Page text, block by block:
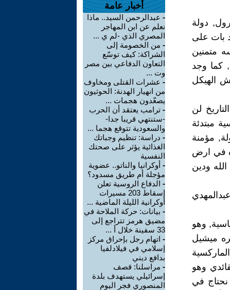
دولة
بات على
متمنين
كما وجد
الهيكل
لن
مبتدئة
مؤمنة
في ارض
ودين
وهو
ميشيل
وهو
نحتاج في
أخبار عامة
- عبدالرحمن السيد.. ماذا
نعلم عن ابن المهاجر
المصري الذي -لم ي ...
- من الخصومة إلى
الشراكة: كيف توسّع
التعاون الدفاعي بين مصر
وت ...
- عشرات القتلى ومخاوف
من انهيار الهدنة: الحوثيون
يصعّدون هجمات ...
- ترامب يعتقد أن الحرب
-ستنتهي قريبا جدا-
والسعودية تتوقع هجما ...
- دراسة: تنظيم وجباتك
الغذائية يؤثر على صحتك
النفسية
- أوكرانيا والناتو.. عضوية
مؤجلة أم طريق مسدود؟
- الدفاع الروسية تعلن
إسقاط 203 مسيرات
أوكرانية الليلة الماضية ...
- بيانات: حركة الملاحة في
مضيق هرمز تتراجع إلى
33 سفينة خلال أ ...
- اتهام رجل بإحراق مركز
إسلامي في فيلادلفيا
بدافع ديني
- مراسلنا: قصف
إسرائيلي يستهدف بلدة
المنصوري فجر اليوم